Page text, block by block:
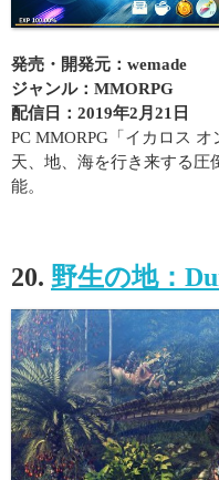
発売・開発元：wemade
ジャンル：MMORPG
配信日：2019年2月21日
PC MMORPG「イカロス オ
天、地、海を行き来する圧
能。
20. 野生の地：